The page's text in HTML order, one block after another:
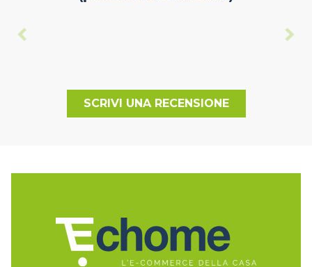
SCRIVI UNA RECENSIONE